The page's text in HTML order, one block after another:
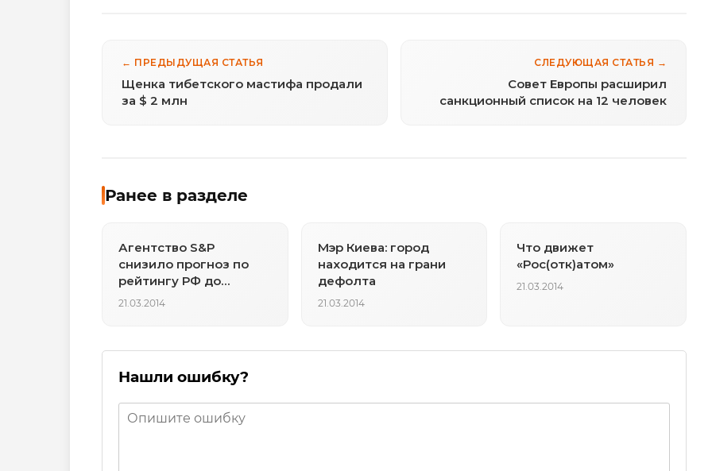
← ПРЕДЫДУЩАЯ СТАТЬЯ
Щенка тибетского мастифа продали
за $ 2 млн
СЛЕДУЮЩАЯ СТАТЬЯ →
Совет Европы расширил
санкционный список на 12 человек
Ранее в разделе
Агентство S&P
снизило прогноз по
рейтингу РФ до
негативного
21.03.2014
Мэр Киева: город
находится на грани
дефолта
21.03.2014
Что движет
«Рос(отк)атом»
21.03.2014
Нашли ошибку?